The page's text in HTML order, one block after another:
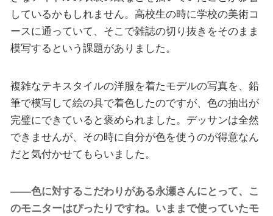
しているかもしれません。高校生の時に学校の美術コ
ースに通っていて、そこで雑誌の切り抜きをそのまま
模写するという課題がありました。
複雑なテキスタイルの洋服を着たモデルの写真を、鉛
筆で模写して絵の具で着色したのですが、色の抽出が
完璧にできていると褒められました。デッサンは全然
できませんが、その時に自分が色を使うのが得意なん
だと気付かせてもらいました。
――色に対するこだわりがある永瀬さんにとって、こ
のモニターはぴったりですね。いままで使っていたモ